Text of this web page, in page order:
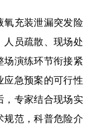
氧充装泄漏突发险
人员疏散、现场处
场演练环节衔接紧
应急预案的可行性
，专家结合现场实
规范，科普危险介